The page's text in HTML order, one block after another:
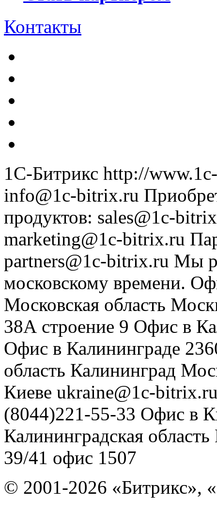
Контакты
1С-Битрикс http://
info@1c-bitrix.ru
продуктов: sales@1c-
marketing@1c-bitrix.ru
partners@1c-bitrix.ru Мы
московскому времени.
Московская область
38А строение 9 Офис в
Офис в Калининграде
область Калининград
Киеве ukraine@1c-
(8044)221-55-33 Офис в
Калининградская область
39/41 офис 1507
© 2001-2026 «Битрикс»,